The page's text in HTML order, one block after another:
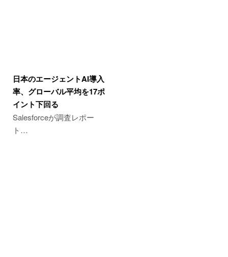
日本のエージェントAI導入
率、グローバル平均を17ポ
イント下回る
Salesforceが調査レポー
ト…